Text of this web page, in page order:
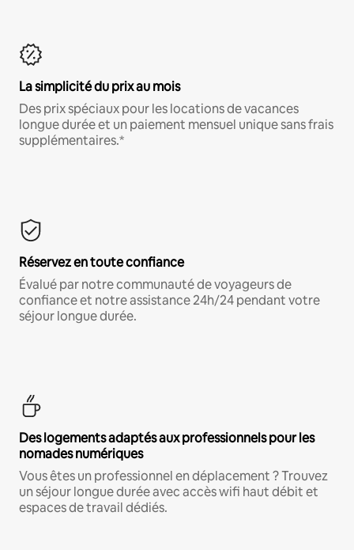
La simplicité du prix au mois
Des prix spéciaux pour les locations de vacances
longue durée et un paiement mensuel unique sans frais
supplémentaires.*
Réservez en toute confiance
Évalué par notre communauté de voyageurs de
confiance et notre assistance 24h/24 pendant votre
séjour longue durée.
Des logements adaptés aux professionnels pour les
nomades numériques
Vous êtes un professionnel en déplacement ? Trouvez
un séjour longue durée avec accès wifi haut débit et
espaces de travail dédiés.